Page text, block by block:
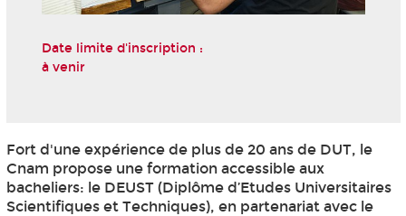
Date limite d'inscription :
à venir
Fort d'une expérience de plus de 20 ans de DUT, le
Cnam propose une formation accessible aux
bacheliers: le DEUST (Diplôme d’Etudes Universitaires
Scientifiques et Techniques), en partenariat avec le